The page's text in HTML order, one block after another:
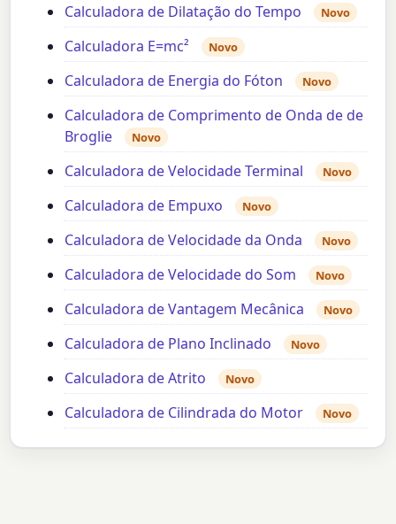
Calculadora de Dilatação do Tempo Novo
Calculadora E=mc² Novo
Calculadora de Energia do Fóton Novo
Calculadora de Comprimento de Onda de de
Broglie
Novo
Calculadora de Velocidade Terminal Novo
Calculadora de Empuxo Novo
Calculadora de Velocidade da Onda Novo
Calculadora de Velocidade do Som Novo
Calculadora de Vantagem Mecânica Novo
Calculadora de Plano Inclinado Novo
Calculadora de Atrito Novo
Calculadora de Cilindrada do Motor Novo